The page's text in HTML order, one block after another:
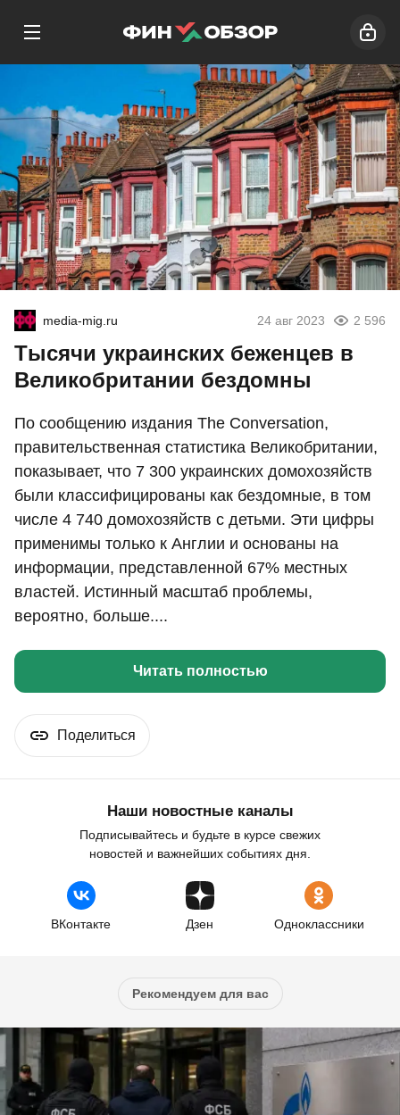
media-mig.ru 24 авг 2023 2 596
Тысячи украинских беженцев в
Великобритании бездомны
По сообщению издания The Conversation,
правительственная статистика Великобритании,
показывает, что 7 300 украинских домохозяйств
были классифицированы как бездомные, в том
числе 4 740 домохозяйств с детьми. Эти цифры
применимы только к Англии и основаны на
информации, представленной 67% местных
властей. Истинный масштаб проблемы,
вероятно, больше....
Читать полностью
Поделиться
Наши новостные каналы
Подписывайтесь и будьте в курсе свежих
новостей и важнейших событиях дня.
ВКонтакте Дзен Одноклассники
Рекомендуем для вас